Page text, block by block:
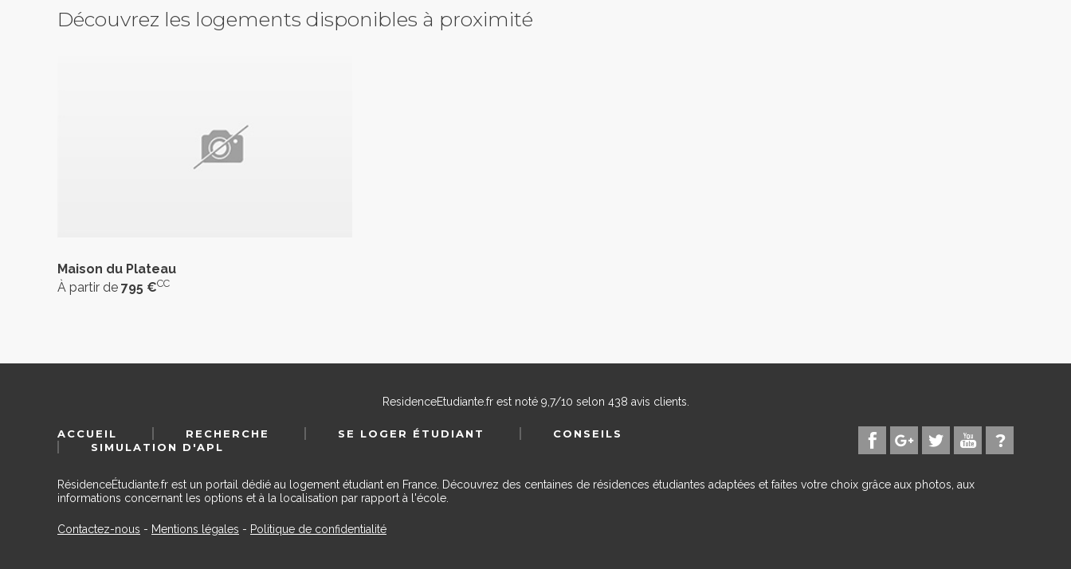
Découvrez les logements disponibles à proximité
Maison du Plateau
À partir de 795 €CC
ResidenceEtudiante.frest noté 9,7/10 selon 438 avis clients.
ACCUEIL RECHERCHE SE LOGER ÉTUDIANT
CONSEILS
SIMULATION D'APL
RésidenceÉtudiante.fr est un portail dédié au logement étudiant en France. Découvrez des centaines de résidences étudiantes adaptées et faites votre choix grâce aux photos, aux
informations concernant les options et à la localisation par rapport à l'école.
Contactez-nous - Mentions légales - Politique de confidentialité